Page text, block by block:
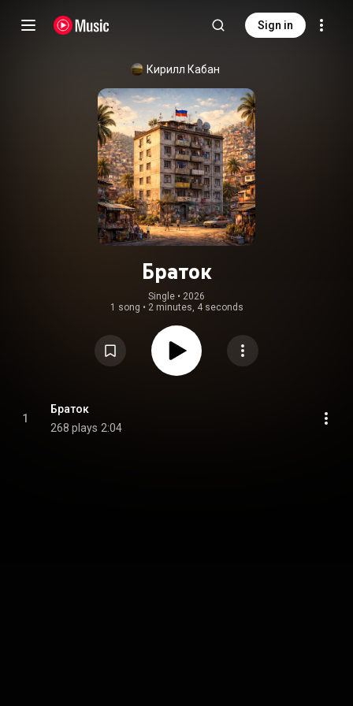
Sign in
Кирилл Кабан
Браток
Single • 2026
1 song • 2 minutes, 4 seconds
1
Браток
268 plays 2:04